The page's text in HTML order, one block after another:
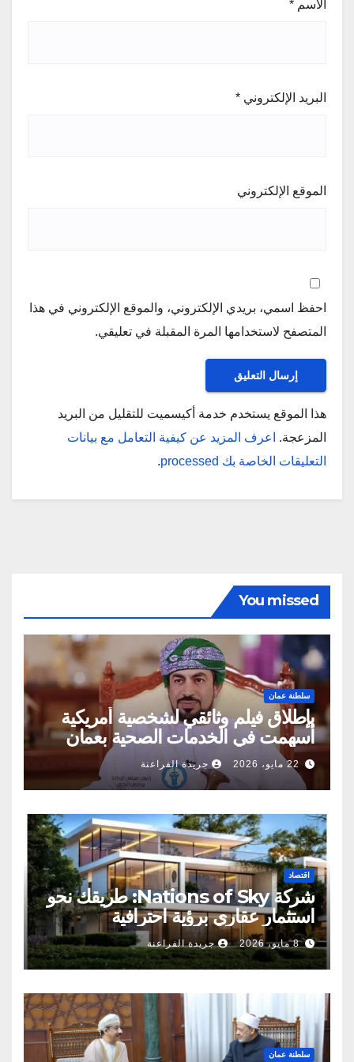
الاسم *
البريد الإلكتروني *
الموقع الإلكتروني
احفظ اسمي، بريدي الإلكتروني، والموقع الإلكتروني في هذا
المتصفح لاستخدامها المرة المقبلة في تعليقي.
هذا الموقع يستخدم خدمة أكيسميت للتقليل من البريد
المزعجة.
اعرف المزيد عن كيفية التعامل مع بيانات
التعليقات الخاصة بك processed
.
You missed
سلطنة عمان
بإطلاق فيلم وثائقي لشخصية أمريكية
أسهمت في الخدمات الصحية بعمان
22 مايو، 2026 جريدة الفراعنة
اقتصاد
شركة Nations of Sky: طريقك نحو
استثمار عقاري برؤية احترافية
8 مايو، 2026 جريدة الفراعنة
سلطنة عمان